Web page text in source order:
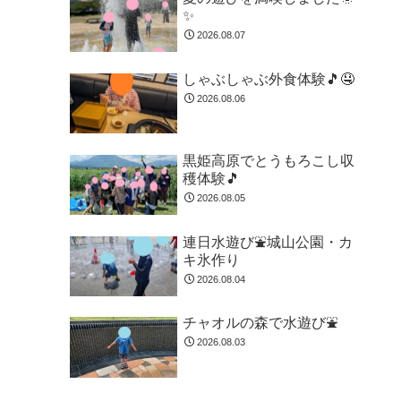
✨
2026.08.07
しゃぶしゃぶ外食体験🎵🤤
2026.08.06
黒姫高原でとうもろこし収
穫体験🎵
2026.08.05
連日水遊び⛲城山公園・カ
キ氷作り
2026.08.04
チャオルの森で水遊び⛲
2026.08.03